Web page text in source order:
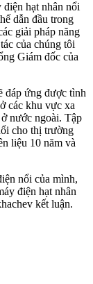
hạt nhân nổi
dẫn đầu trong
giải pháp năng
của chúng tôi
Giám đốc của
đáp ứng được tình
các khu vực xa
nước ngoài. Tập
cho thị trường
liệu 10 năm và
nổi của mình,
điện hạt nhân
kết luận.